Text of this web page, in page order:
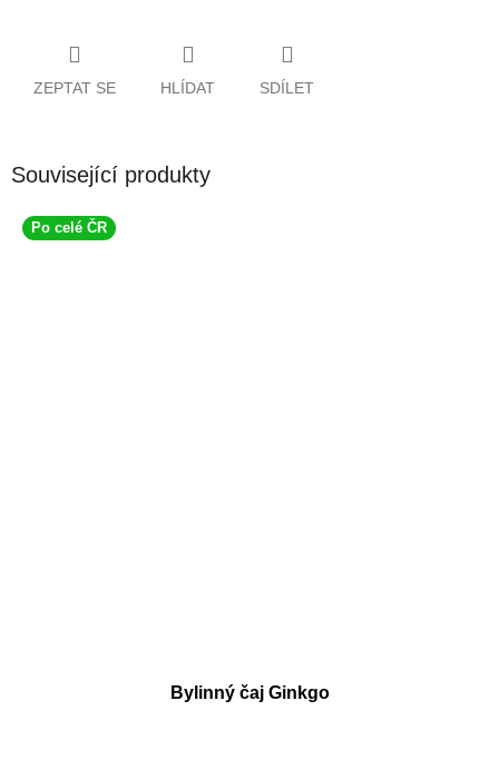
ZEPTAT SE HLÍDAT SDÍLET
Související produkty
Po celé ČR
Bylinný čaj Ginkgo